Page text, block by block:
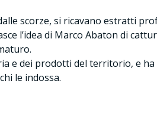
scorze, si ricavano estratti
l’idea di Marco Abaton di
e dei prodotti del territorio, e
le indossa.